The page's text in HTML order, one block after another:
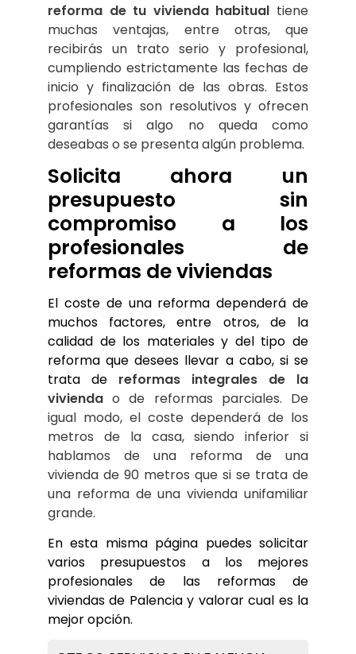
reforma de tu vivienda habitual tiene
muchas ventajas, entre otras, que
recibirás un trato serio y profesional,
cumpliendo estrictamente las fechas de
inicio y finalización de las obras. Estos
profesionales son resolutivos y ofrecen
garantías si algo no queda como
deseabas o se presenta algún problema.
Solicita ahora un
presupuesto sin
compromiso a los
profesionales de
reformas de viviendas
El coste de una reforma dependerá de
muchos factores, entre otros, de la
calidad de los materiales y del tipo de
reforma que desees llevar a cabo, si se
trata de reformas integrales de la
vivienda o de reformas parciales. De
igual modo, el coste dependerá de los
metros de la casa, siendo inferior si
hablamos de una reforma de una
vivienda de 90 metros que si se trata de
una reforma de una vivienda unifamiliar
grande.
En esta misma página puedes solicitar
varios presupuestos a los mejores
profesionales de las reformas de
viviendas de Palencia y valorar cual es la
mejor opción.